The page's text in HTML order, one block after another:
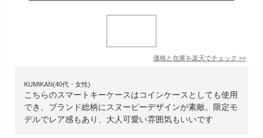
価格と在庫を楽天でチェック >>
KUMIKAN(40代・女性)
こちらのスマートキーケースはコインケースとしても使用
でき、ブランド総柄にスヌーピーデザインが素敵。限定モ
デルでレア感もあり、大人可愛い雰囲気もいいです